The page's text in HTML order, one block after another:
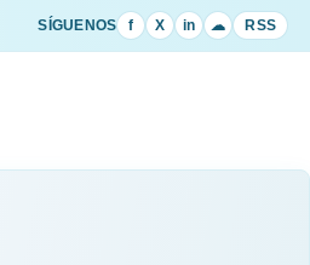
SÍGUENOS f X in ☁ RSS